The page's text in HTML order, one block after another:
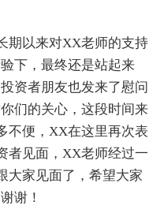
期以来对XX老师的支持
下，最终还是站起来
资者朋友也发来了慰问
们的关心，这段时间来
不便，XX在这里再次表
者见面，XX老师经过一
大家见面了，希望大家
谢！